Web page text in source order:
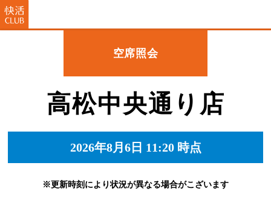
空席照会
高松中央通り店
2026年8月6日 11:20 時点
※更新時刻により状況が異なる場合がこざいます